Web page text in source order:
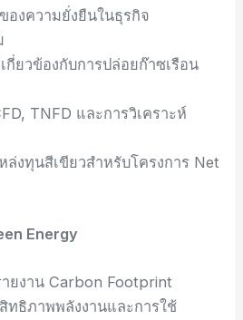
องความยั่งยืนในธุรกิจ
กี่ยวข้องกับการปล่อยก๊าซเรือน
TNFD และการวิเคราะห์
ล่งทุนสีเขียวสำหรับโครงการ Net
Energy
ยงาน Carbon Footprint
ทธิภาพพลังงานและการใช้